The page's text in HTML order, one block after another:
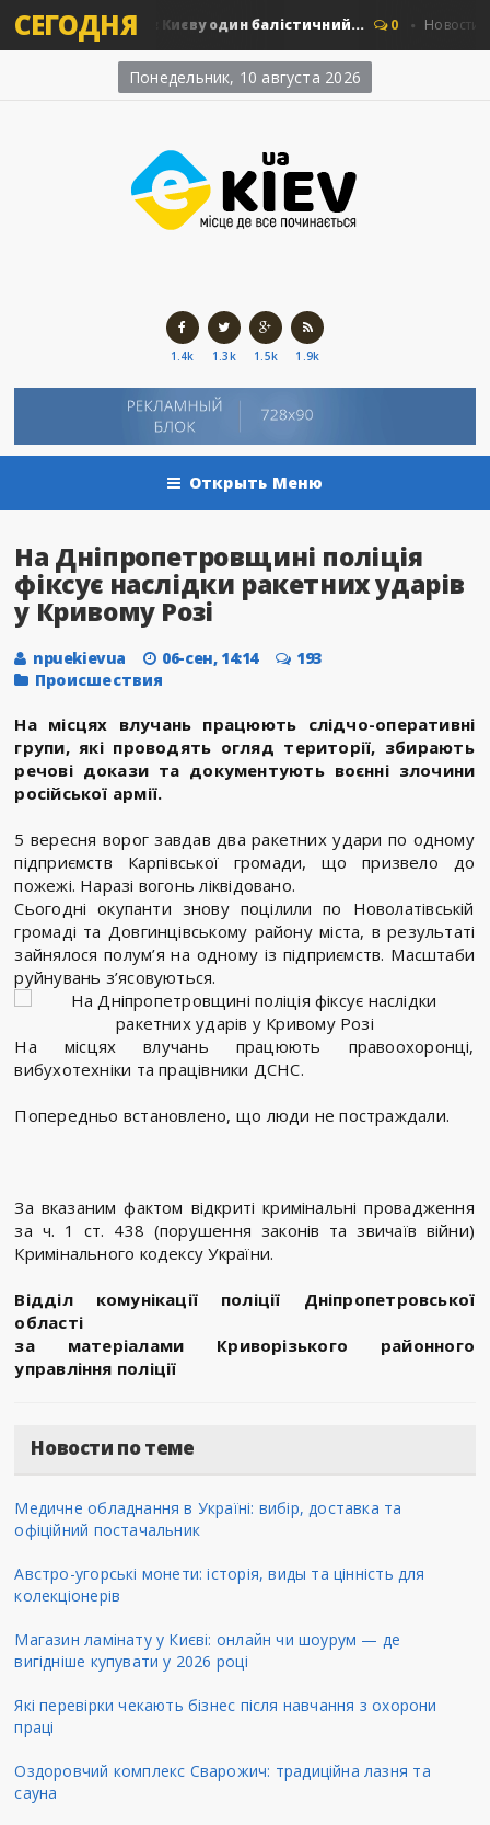
СЕГОДНЯ
скільки коштує Києву один балістичний... 0 Новости
Понедельник, 10 августа 2026
1.4k 1.3k 1.5k 1.9k
Открыть Меню
На Дніпропетровщині поліція
фіксує наслідки ракетних ударів
у Кривому Розі
npuekievua 06-сен, 14:14
193
Происшествия
На місцях влучань працюють слідчо-оперативні
групи, які проводять огляд території, збирають
речові докази та документують воєнні злочини
російської армії.
5 вересня ворог завдав два ракетних удари по одному
підприємств Карпівської громади, що призвело до
пожежі. Наразі вогонь ліквідовано.
Сьогодні окупанти знову поцілили по Новолатівській
громаді та Довгинцівському району міста, в результаті
зайнялося полум’я на одному із підприємств. Масштаби
руйнувань з’ясовуються.
На місцях влучань працюють правоохоронці,
вибухотехніки та працівники ДСНС.
Попередньо встановлено, що люди не постраждали.
За вказаним фактом відкриті кримінальні провадження
за ч. 1 ст. 438 (порушення законів та звичаїв війни)
Кримінального кодексу України.
Відділ комунікації поліції Дніпропетровської
області
за матеріалами Криворізького районного
управління поліції
Новости по теме
Медичне обладнання в Україні: вибір, доставка та
офіційний постачальник
Австро-угорські монети: історія, виды та цінність для
колекціонерів
Магазин ламінату у Києві: онлайн чи шоурум — де
вигідніше купувати у 2026 році
Які перевірки чекають бізнес після навчання з охорони
праці
Оздоровчий комплекс Сварожич: традиційна лазня та
сауна